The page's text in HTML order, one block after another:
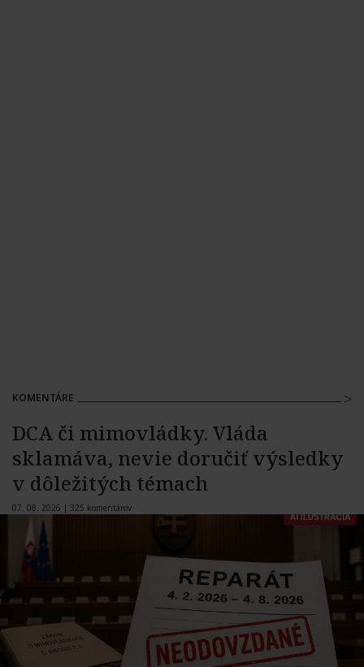
KOMENTÁRE
DCA či mimovládky. Vláda
sklamáva, nevie doručiť výsledky
v dôležitých témach
07. 08. 2026 | 325 komentárov